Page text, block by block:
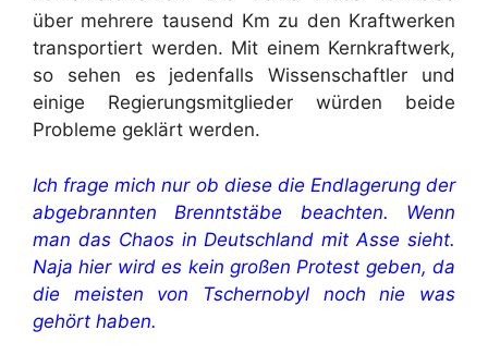
über mehrere tausend Km zu den Kraftwerken
transportiert werden. Mit einem Kernkraftwerk,
so sehen es jedenfalls Wissenschaftler und
einige Regierungsmitglieder würden beide
Probleme geklärt werden.
Ich frage mich nur ob diese die Endlagerung der
abgebrannten Brenntstäbe beachten. Wenn
man das Chaos in Deutschland mit Asse sieht.
Naja hier wird es kein großen Protest geben, da
die meisten von Tschernobyl noch nie was
gehört haben.